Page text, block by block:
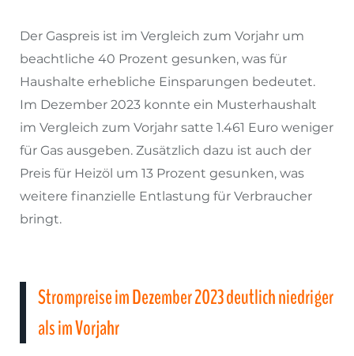
Der Gaspreis ist im Vergleich zum Vorjahr um
beachtliche 40 Prozent gesunken, was für
Haushalte erhebliche Einsparungen bedeutet.
Im Dezember 2023 konnte ein Musterhaushalt
im Vergleich zum Vorjahr satte 1.461 Euro weniger
für Gas ausgeben. Zusätzlich dazu ist auch der
Preis für Heizöl um 13 Prozent gesunken, was
weitere finanzielle Entlastung für Verbraucher
bringt.
Strompreise im Dezember 2023 deutlich niedriger
als im Vorjahr